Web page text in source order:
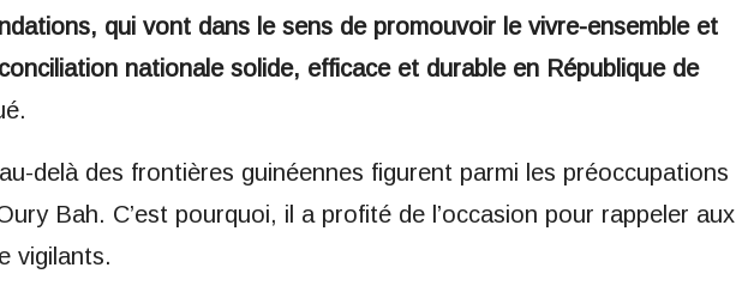
qui vont dans le sens de promouvoir le vivre-ensemble et
nationale solide, efficace et durable en République de
delà des frontières guinéennes figurent parmi les préoccupations
Bah. C’est pourquoi, il a profité de l’occasion pour rappeler aux
vigilants.